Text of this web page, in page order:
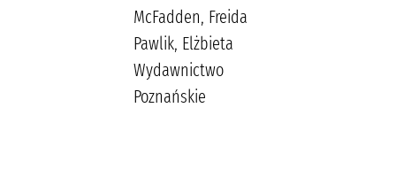
McFadden, Freida
Pawlik, Elżbieta
Wydawnictwo
Poznańskie